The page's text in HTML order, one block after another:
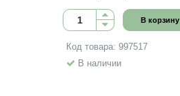
В корзину
Код товара: 997517
В наличии